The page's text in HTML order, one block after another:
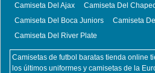
Camiseta Del Ajax
Camiseta Del
Camiseta Del Boca Juniors
Camiseta
Camiseta Del River Plate
Camisetas de futbol baratas tienda online
los últimos uniformes y camisetas de la